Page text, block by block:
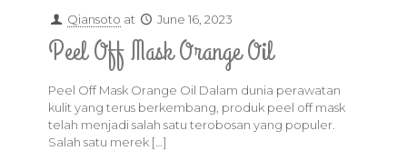
Qiansoto at June 16, 2023
Peel Off Mask Orange Oil
Peel Off Mask Orange Oil Dalam dunia perawatan
kulit yang terus berkembang, produk peel off mask
telah menjadi salah satu terobosan yang populer.
Salah satu merek […]